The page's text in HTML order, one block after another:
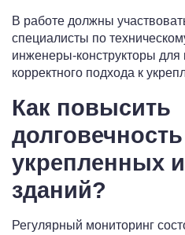
В работе должны
специалисты по
инженеры-конструкторы для
корректного подхода к
Как повысить
долговечность
укрепленных
зданий?
Регулярный мониторинг